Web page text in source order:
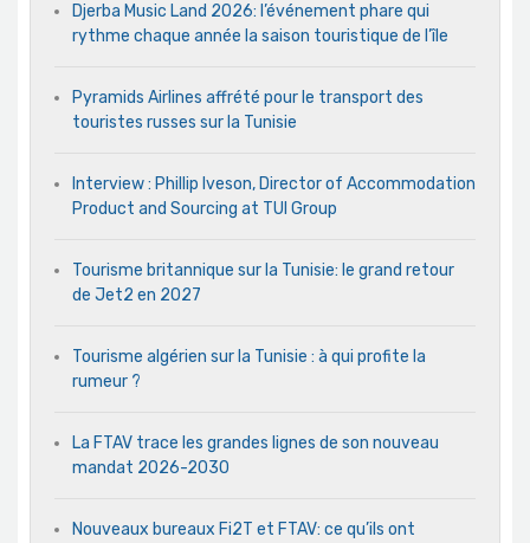
Djerba Music Land 2026: l’événement phare qui
rythme chaque année la saison touristique de l’île
Pyramids Airlines affrété pour le transport des
touristes russes sur la Tunisie
Interview : Phillip Iveson, Director of Accommodation
Product and Sourcing at TUI Group
Tourisme britannique sur la Tunisie: le grand retour
de Jet2 en 2027
Tourisme algérien sur la Tunisie : à qui profite la
rumeur ?
La FTAV trace les grandes lignes de son nouveau
mandat 2026-2030
Nouveaux bureaux Fi2T et FTAV: ce qu’ils ont